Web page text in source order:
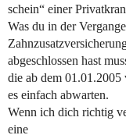
schein“ einer
Was du in der
abgeschlossen hast
die ab dem 01.01.2005
es einfach abwarten.
Wenn ich dich richtig
eine